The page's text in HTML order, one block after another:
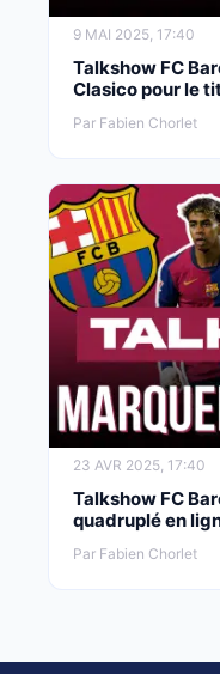
9 MAI 2025, 17:40
Talkshow FC
Clasico pour le
Par Fabien Chorlet
23 AVR 2025, 17:40
Talkshow FC
quadruplé en
Par Fabien Chorlet